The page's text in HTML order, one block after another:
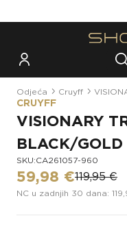
Besplatna
Odjeća Cruyff
CRUYFF
VISIONARY
BLACK/GOLD
SKU:CA261057-960
59,98 €119,95 €
NC u zadnjih 30 dana: